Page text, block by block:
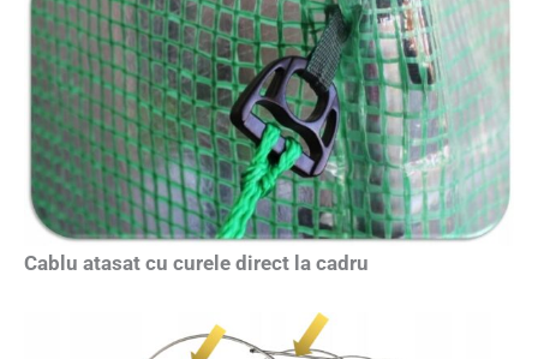
Cablu atasat cu curele direct la cadru